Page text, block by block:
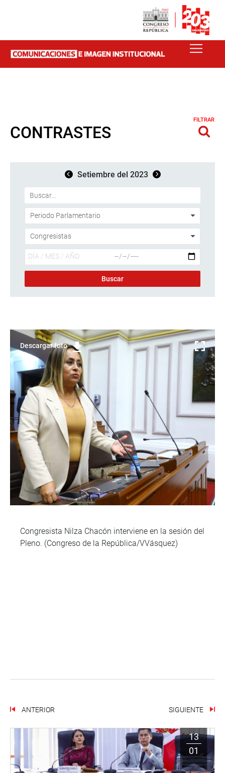
CONTRASTES
FILTRAR
Setiembre del 2023
Descargar foto
Congresista Nilza Chacón interviene en la sesión del
Pleno. (Congreso de la República/VVásquez)
ANTERIOR SIGUIENTE
13
01